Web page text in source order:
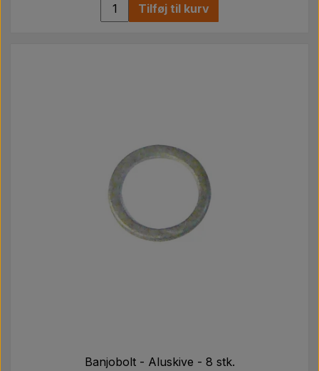
Tilføj til kurv
Banjobolt - Aluskive - 8 stk.